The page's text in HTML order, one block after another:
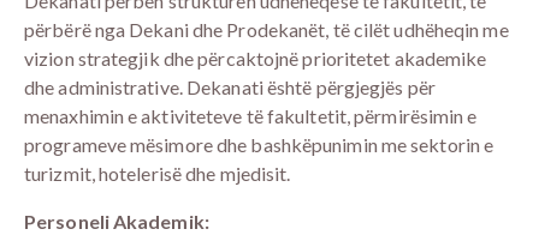
përbërë nga Dekani dhe Prodekanët, të cilët udhëheqin me
vizion strategjik dhe përcaktojnë prioritetet akademike
dhe administrative. Dekanati është përgjegjës për
menaxhimin e aktiviteteve të fakultetit, përmirësimin e
programeve mësimore dhe bashkëpunimin me sektorin e
turizmit, hotelerisë dhe mjedisit.
Personeli Akademik: